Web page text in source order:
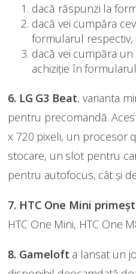
dacă răspunzi la
dacă vei cumpăra
formularul respectiv,
dacă vei cumpăra
achiziție în
6. LG G3 Beat, varianta
pentru precomandă.
x 720 pixeli, un procesor
stocare, un slot pentru
pentru autofocus, cât și
7. HTC One Mini
HTC One Mini, HTC One
8. Gameloft a lansat un